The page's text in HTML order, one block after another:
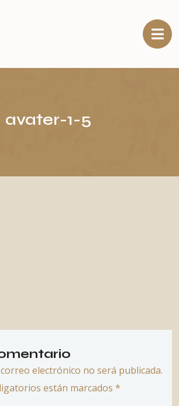
avater-1-5
electrónico no será publicada.
están marcados *